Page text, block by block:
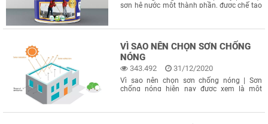
sơn hệ nước một thành phần, được chế tạo
tinh thể hình là xếp lớp, có khoảng trống
VÌ SAO NÊN CHỌN SƠN CHỐNG
NÓNG
343.492 31/12/2020
Vì sao nên chọn sơn chống nóng | Sơn
chống nóng hiện nay được xem là một
Mang lại nhiều lợi ích thiết thực cũng như